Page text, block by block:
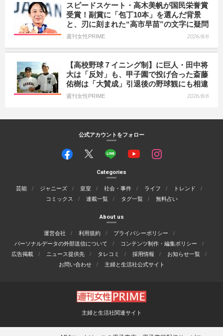
スピードスケート・高木美帆が国民栄誉賞
受賞！副賞に「包丁10本」を選んだ背景
と、刃に刻まれた“高市早苗”の文字に疑問
週刊女性PRIME 2026/8/6
【高校野球７イニング制】に巨人・田中将
大は「反対」も、甲子園で投げ合った斎藤
佑樹は「大賛成」引退後の野球観にも相違
週刊女性PRIME 2026/8/6
公式アカウントをフォロー
Categories
芸能 ジャニーズ 皇室 社会・事件 ライフ
トレンド
コミックス
連載一覧 タグ一覧 無料占い
About us
運営会社 利用規約
プライバシーポリシー
パーソナルデータの外部送信について
コンテンツ制作・編集ポリシー
広告掲載
ニュース提供先 タレコミ 採用情報
お知らせ一覧
お問い合わせ
主婦と生活社公式サイト
主婦と生活社関連サイト